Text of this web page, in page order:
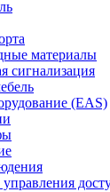
материалы
сигнализация
(EAS)